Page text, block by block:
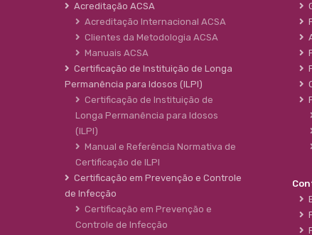
Acreditação ACSA
Acreditação Internacional ACSA
Clientes da Metodologia ACSA
Manuais ACSA
Certificação de Instituição de Longa
Permanência para Idosos (ILPI)
Certificação de Instituição de
Longa Permanência para Idosos
(ILPI)
Manual e Referência Normativa de
Certificação de ILPI
Certificação em Prevenção e Controle
de Infecção
Certificação em Prevenção e
Controle de Infecção